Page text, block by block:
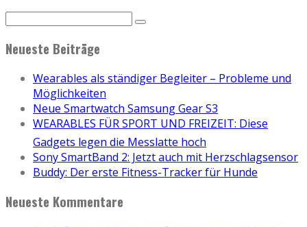
Neueste Beiträge
Wearables als ständiger Begleiter – Probleme und
Möglichkeiten
Neue Smartwatch Samsung Gear S3
WEARABLES FÜR SPORT UND FREIZEIT: Diese
Gadgets legen die Messlatte hoch
Sony SmartBand 2: Jetzt auch mit Herzschlagsensor
Buddy: Der erste Fitness-Tracker für Hunde
Neueste Kommentare